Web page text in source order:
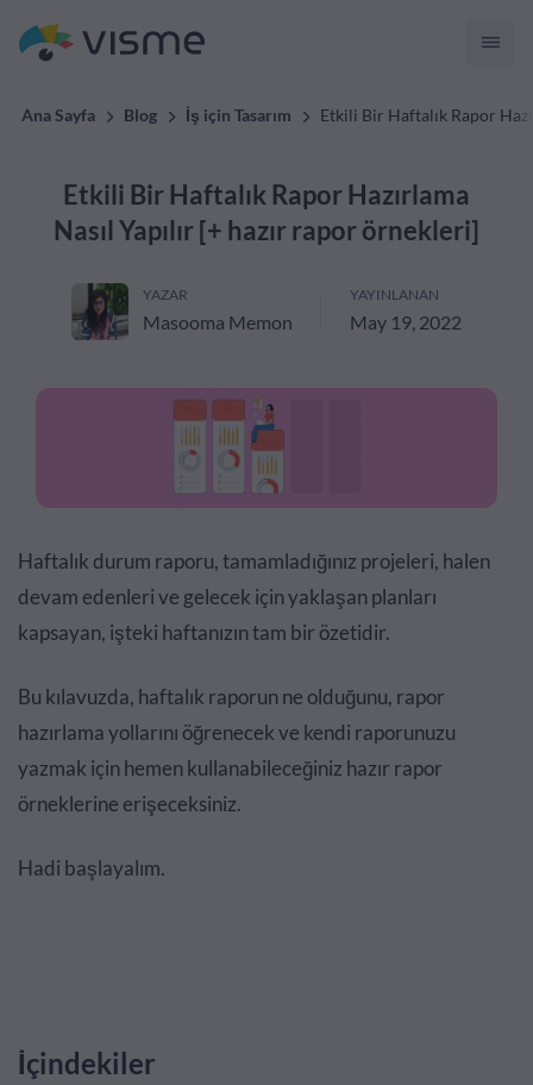
Ana Sayfa Blog İş için Tasarım Etkili Bir Haftalık Rapor
Etkili Bir Haftalık Rapor Hazırlama
Nasıl Yapılır [+ hazır rapor örnekleri]
YAZAR
Masooma Memon
YAYINLANAN
May 19, 2022
Haftalık durum raporu, tamamladığınız projeleri, halen
devam edenleri ve gelecek için yaklaşan planları
kapsayan, işteki haftanızın tam bir özetidir.
Bu kılavuzda, haftalık raporun ne olduğunu, rapor
hazırlama yollarını öğrenecek ve kendi raporunuzu
yazmak için hemen kullanabileceğiniz hazır rapor
örneklerine erişeceksiniz.
Hadi başlayalım.
İçindekiler